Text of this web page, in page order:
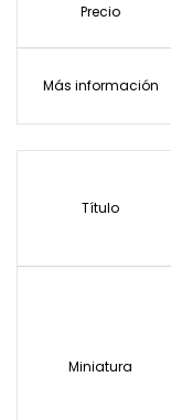
Precio
Más información
Título
Miniatura